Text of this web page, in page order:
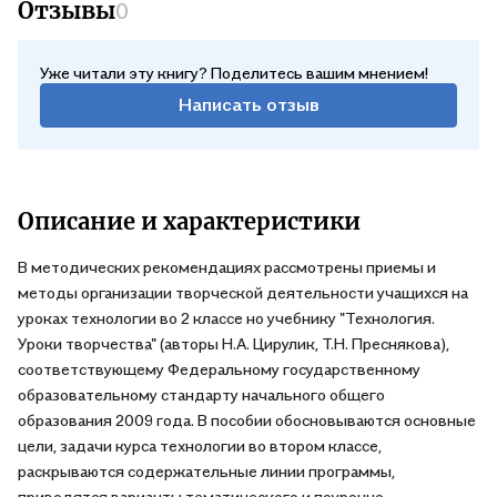
Отзывы0
Уже читали эту книгу? Поделитесь вашим мнением!
Написать отзыв
Описание и характеристики
В методических рекомендациях рассмотрены приемы и
методы организации творческой деятельности учащихся на
уроках технологии во 2 классе но учебнику "Технология.
Уроки творчества" (авторы Н.А. Цирулик, Т.Н. Преснякова),
соответствующему Федеральному государственному
образовательному стандарту начального общего
образования 2009 года. В пособии обосновываются основные
цели, задачи курса технологии во втором классе,
раскрываются содержательные линии программы,